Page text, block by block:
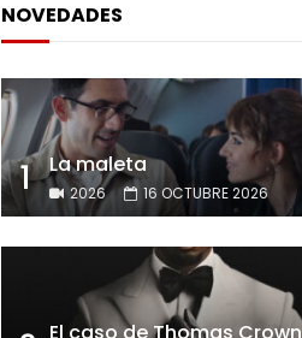
NOVEDADES
1 La maleta
2026 16 OCTUBRE 2026
El caso de Thomas Crown